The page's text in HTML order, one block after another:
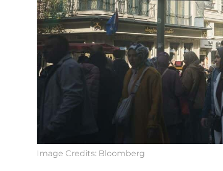
Image Credits: Bloomberg